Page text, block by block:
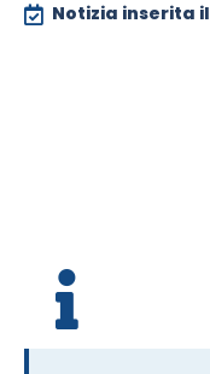
Notizia inserita il